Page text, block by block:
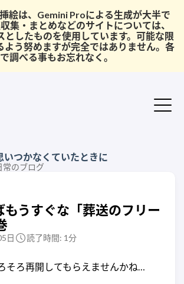
絵は、Gemini Proによる生成が大半で
集・まとめなどのサイトについては、
としたものを使用しています。可能な限
よう努めますが完全ではありません。各
調べる事もお忘れなく。
いつかなくていたときに
常のブログ
もうすぐな「葬送のフリー
日 読了時間: 1分
そろ再開してもらえませんかね…